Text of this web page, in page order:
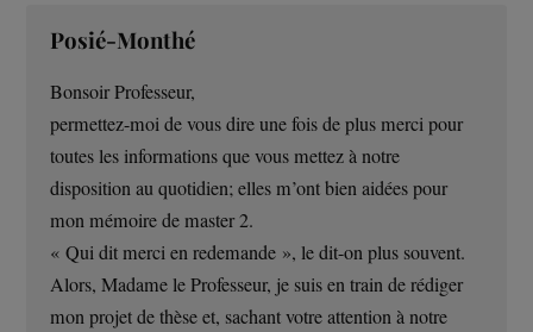
Posié-Monthé
Bonsoir Professeur,
permettez-moi de vous dire une fois de plus merci pour
toutes les informations que vous mettez à notre
disposition au quotidien; elles m’ont bien aidées pour
mon mémoire de master 2.
« Qui dit merci en redemande », le dit-on plus souvent.
Alors, Madame le Professeur, je suis en train de rédiger
mon projet de thèse et, sachant votre attention à notre